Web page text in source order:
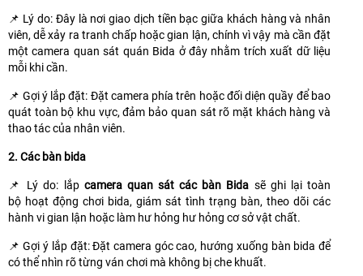
📌 Lý do: Đây là nơi giao dịch tiền bạc giữa khách hàng và nhân
viên, dễ xảy ra tranh chấp hoặc gian lận, chính vì vậy mà cần đặt
một camera quan sát quán Bida ở đây nhằm trích xuất dữ liệu
mỗi khi cần.
📌 Gợi ý lắp đặt: Đặt camera phía trên hoặc đối diện quầy để bao
quát toàn bộ khu vực, đảm bảo quan sát rõ mặt khách hàng và
thao tác của nhân viên.
2. Các bàn bida
📌 Lý do: lắp camera quan sát các bàn Bida sẽ ghi lại toàn
bộ hoạt động chơi bida, giám sát tình trạng bàn, theo dõi các
hành vi gian lận hoặc làm hư hỏng hư hỏng cơ sở vật chất.
📌 Gợi ý lắp đặt: Đặt camera góc cao, hướng xuống bàn bida để
có thể nhìn rõ từng ván chơi mà không bị che khuất.